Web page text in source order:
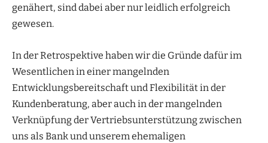
genähert, sind dabei aber nur leidlich erfolgreich
gewesen.
In der Retrospektive haben wir die Gründe dafür im
Wesentlichen in einer mangelnden
Entwicklungsbereitschaft und Flexibilität in der
Kundenberatung, aber auch in der mangelnden
Verknüpfung der Vertriebsunterstützung zwischen
uns als Bank und unserem ehemaligen